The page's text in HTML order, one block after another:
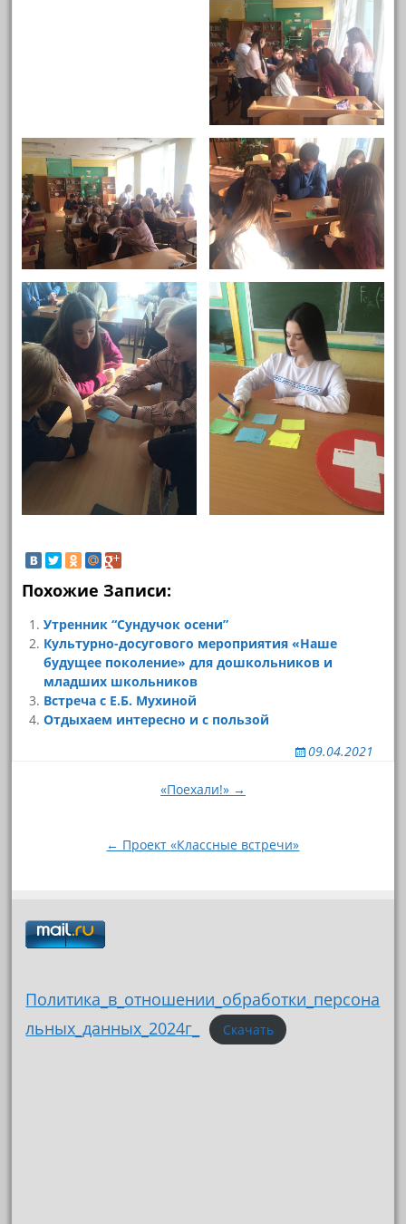
Похожие Записи:
Утренник “Сундучок осени”
Культурно-досугового мероприятия «Наше
будущее поколение» для дошкольников и
младших школьников
Встреча с Е.Б. Мухиной
Отдыхаем интересно и с пользой
09.04.2021
«Поехали!» →
← Проект «Классные встречи»
Политика_в_отношении_обработки_персона
льных_данных_2024г_
Скачать